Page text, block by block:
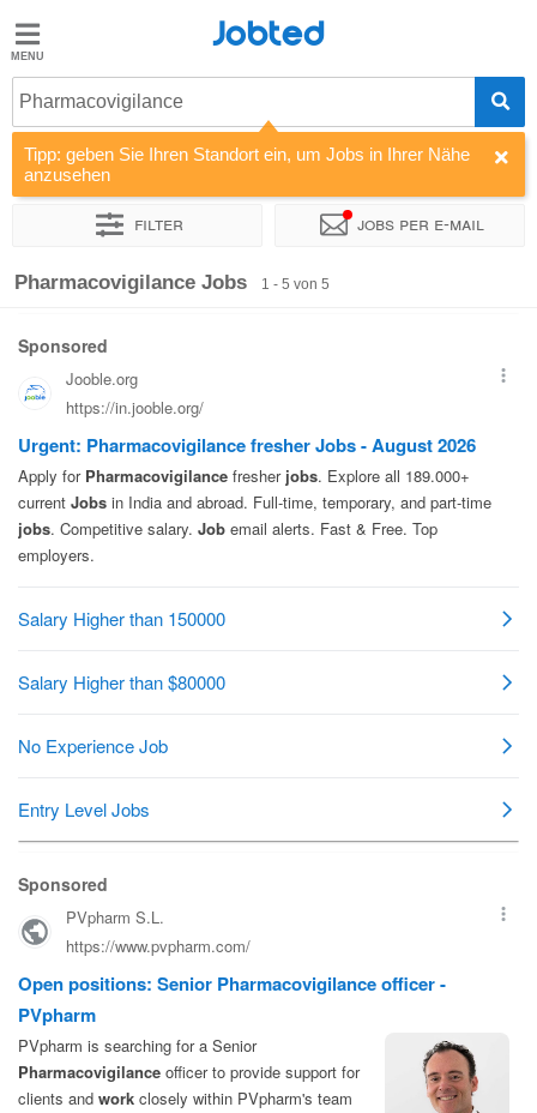
Jobted
Jobs
Gehalt
Jobted
Pharmacovigilance
Tipp: geben Sie Ihren Standort ein, um Jobs in Ihrer Nähe
anzusehen
Filter Jobs per e-mail
Sortieren nach Unternehmen
Pharmacovigilance Jobs 1 - 5 von 5